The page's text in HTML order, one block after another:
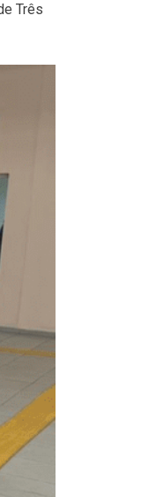
Três